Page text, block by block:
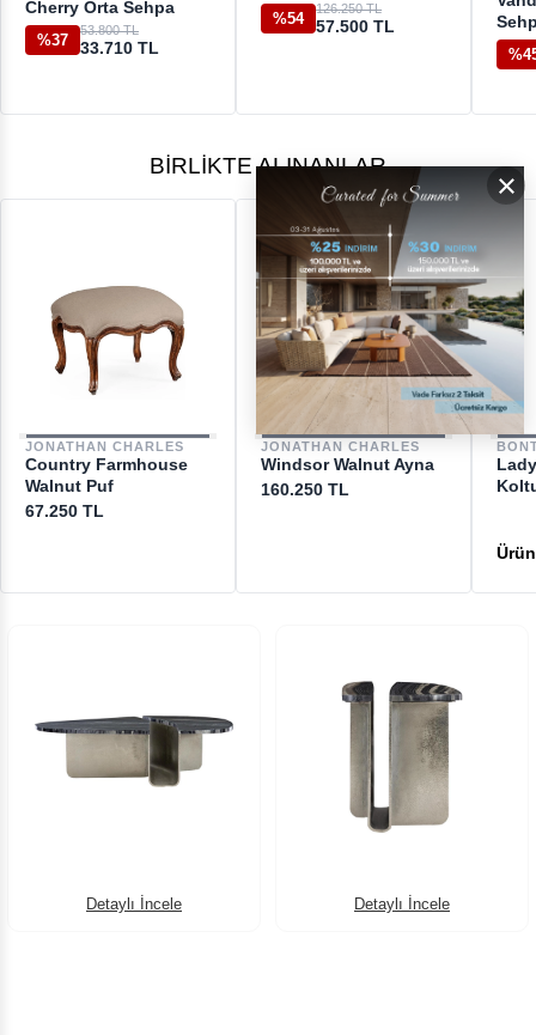
Detaylı İncele Detaylı İncele
Cherry Orta Sehpa
%37
53.800 TL
33.710 TL
%54
126.250 TL
57.500 TL
BIRLIKTE ALINANLAR
JONATHAN CHARLES
Country Farmhouse
Walnut Puf
67.250 TL
JONATHAN CHARLES
Windsor Walnut Ayna
160.250 TL
×